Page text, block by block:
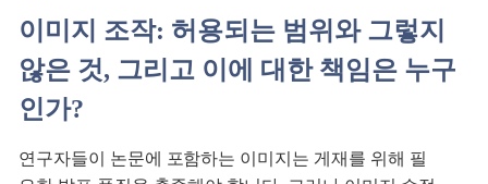
이미지 조작: 허용되는 범위와 그렇지
않은 것, 그리고 이에 대한 책임은 누구
인가?
연구자들이 논문에 포함하는 이미지는 게재를 위해 필